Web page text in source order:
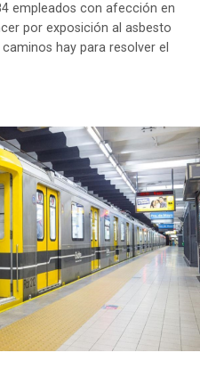
empleados con afección en
por exposición al asbesto
hay para resolver el